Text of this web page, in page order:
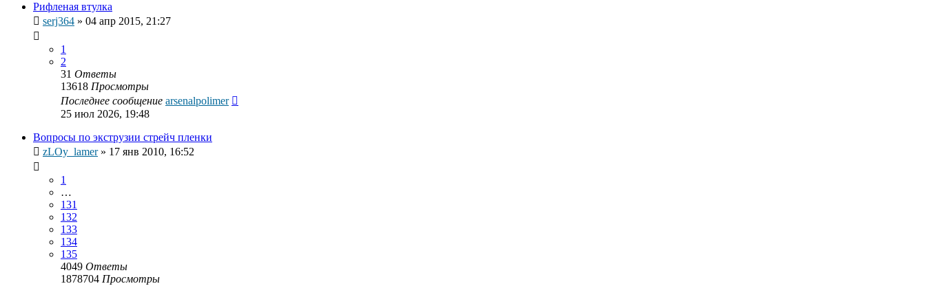
Рифленая втулка
serj364 » 04 апр 2015, 21:27
1
2
31 Ответы
13618 Просмотры
Последнее сообщение arsenalpolimer
25 июл 2026, 19:48
Вопросы по экструзии стрейч пленки
zLOy_lamer» 17 янв 2010, 16:52
1
…
131
132
133
134
135
4049 Ответы
1878704 Просмотры